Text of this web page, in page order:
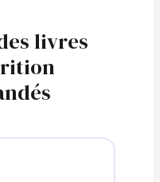
livres